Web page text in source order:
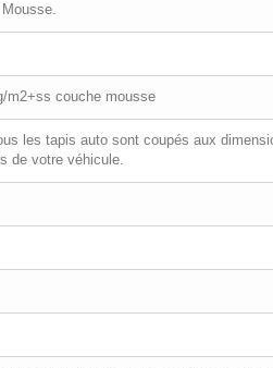
m2+ss couche mousse
les tapis auto sont coupés aux
de votre véhicule.